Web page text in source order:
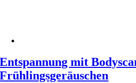
Entspannung mit
Frühlingsgeräuschen